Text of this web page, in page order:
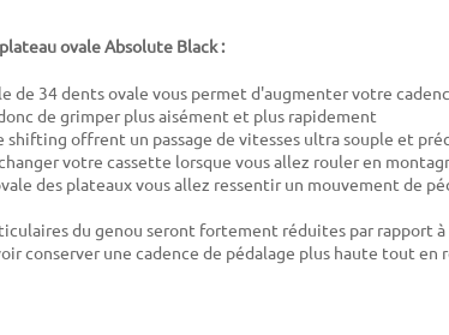
ovale Absolute Black :
de 34 dents ovale vous permet d'augmenter votre
de grimper plus aisément et plus rapidement
shifting offrent un passage de vitesses ultra souple et
votre cassette lorsque vous allez rouler en
des plateaux vous allez ressentir un mouvement de
du genou seront fortement réduites par rapport
conserver une cadence de pédalage plus haute tout en